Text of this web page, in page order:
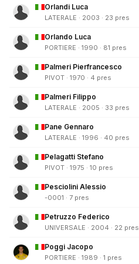
Orlandi Luca
LATERALE · 2003 · 23 pres
Orlando Luca
PORTIERE · 1990 · 81 pres
Palmeri Pierfrancesco
PIVOT · 1970 · 4 pres
Palmeri Filippo
LATERALE · 2005 · 33 pres
Pane Gennaro
LATERALE · 1996 · 40 pres
Pelagatti Stefano
PIVOT · 1975 · 10 pres
Pesciolini Alessio
-0001 · 7 pres
Petruzzo Federico
UNIVERSALE · 2004 · 22 pres
Poggi Jacopo
PORTIERE · 1989 · 1 pres